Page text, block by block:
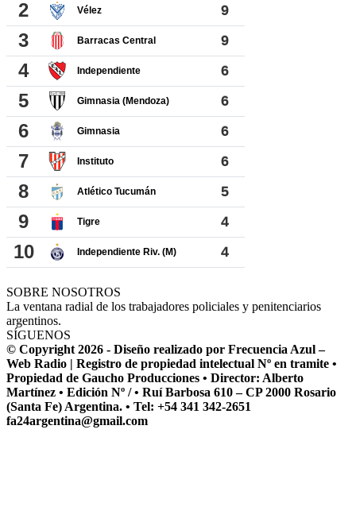
SOBRE NOSOTROS
La ventana radial de los trabajadores policiales y penitenciarios
argentinos.
SÍGUENOS
© Copyright 2026 - Diseño realizado por Frecuencia Azul –
Web Radio | Registro de propiedad intelectual Nº en tramite •
Propiedad de Gaucho Producciones • Director: Alberto
Martínez • Edición Nº / • Ruí Barbosa 610 – CP 2000 Rosario
(Santa Fe) Argentina. • Tel: +54 341 342-2651
fa24argentina@gmail.com